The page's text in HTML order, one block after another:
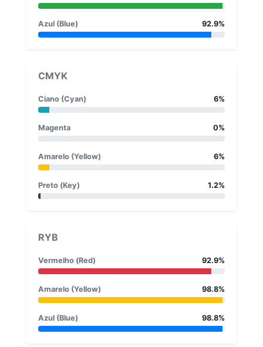
Azul (Blue) 92.9%
CMYK
Ciano (Cyan) 6%
Magenta 0%
Amarelo (Yellow) 6%
Preto (Key) 1.2%
RYB
Vermelho (Red) 92.9%
Amarelo (Yellow) 98.8%
Azul (Blue) 98.8%